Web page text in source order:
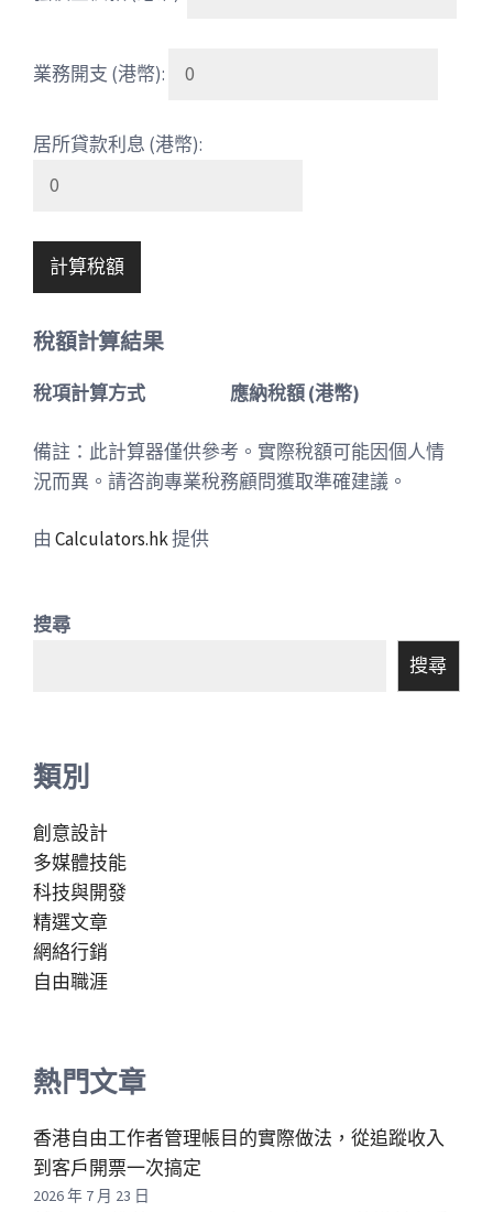
業務開支 (港幣):
居所貸款利息 (港幣):
計算稅額
稅額計算結果
稅項計算方式 應納稅額 (港幣)
備註：此計算器僅供參考。實際稅額可能因個人情
況而異。請咨詢專業稅務顧問獲取準確建議。
由 Calculators.hk提供
搜尋
搜尋
類別
創意設計
多媒體技能
科技與開發
精選文章
網絡行銷
自由職涯
熱門文章
香港自由工作者管理帳目的實際做法，從追蹤收入
到客戶開票一次搞定
2026 年 7 月 23 日